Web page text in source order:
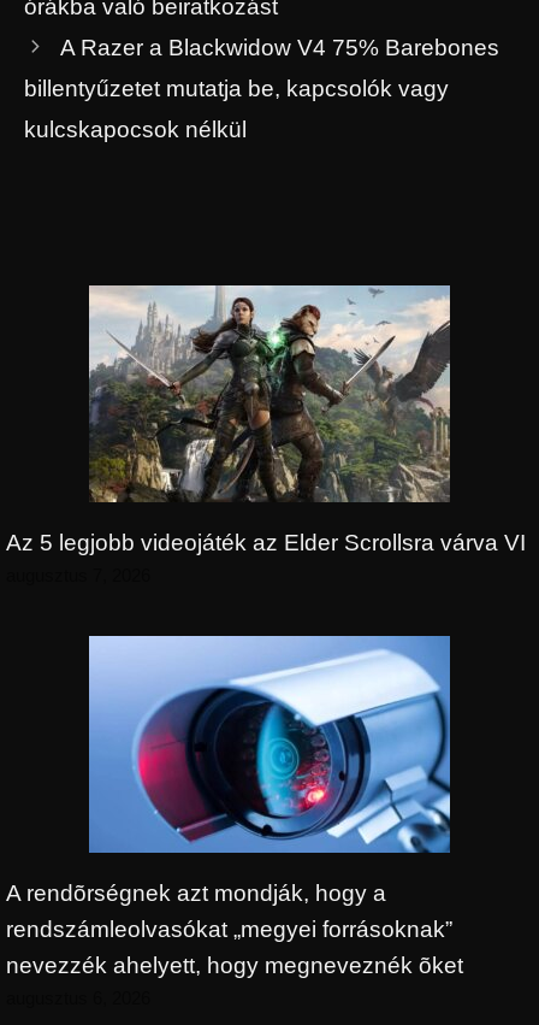
órákba való beiratkozást
A Razer a Blackwidow V4 75% Barebones
billentyűzetet mutatja be, kapcsolók vagy
kulcskapocsok nélkül
Az 5 legjobb videojáték az Elder Scrollsra várva VI
A rendõrségnek azt mondják, hogy a
rendszámleolvasókat „megyei forrásoknak”
nevezzék ahelyett, hogy megneveznék õket